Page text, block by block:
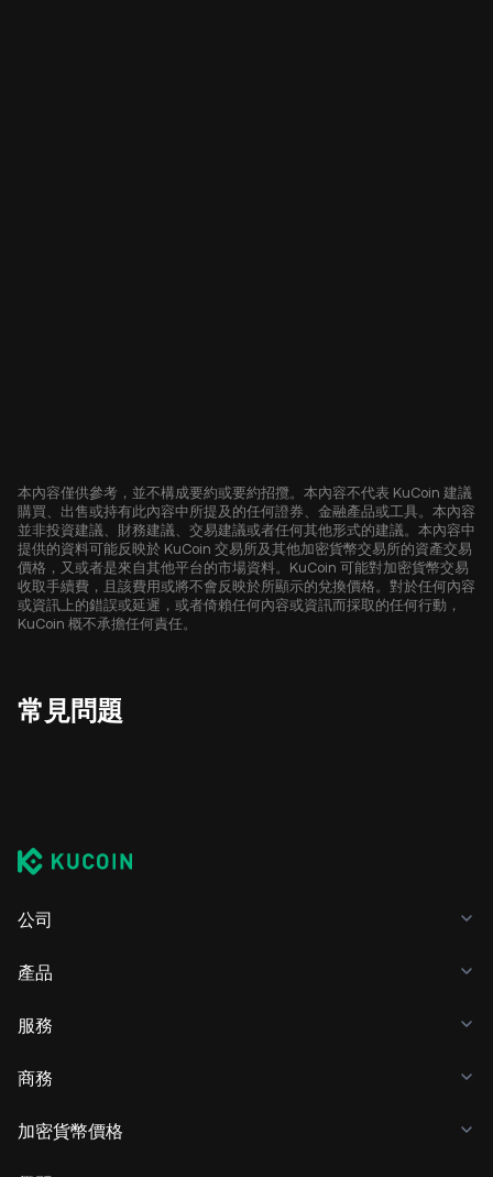
本內容僅供參考，並不構成要約或要約招攬。本內容不代表 KuCoin 建議
購買、出售或持有此內容中所提及的任何證券、金融產品或工具。本內容
並非投資建議、財務建議、交易建議或者任何其他形式的建議。本內容中
提供的資料可能反映於 KuCoin 交易所及其他加密貨幣交易所的資產交易
價格，又或者是來自其他平台的市場資料。KuCoin 可能對加密貨幣交易
收取手續費，且該費用或將不會反映於所顯示的兌換價格。對於任何內容
或資訊上的錯誤或延遲，或者倚賴任何內容或資訊而採取的任何行動，
KuCoin 概不承擔任何責任。
常見問題
公司
產品
服務
商務
加密貨幣價格